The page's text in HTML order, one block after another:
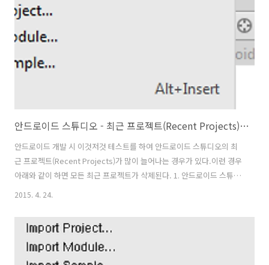
수 있다. 9. 타겟 안드로이드 SDK가 설치되어 있지 않다면 안드로이드
스튜디어 하단에 아래의 ..
안드로이드 스튜디오 - 최근 프로젝트(Recent Projects) 목록 삭제
안드로이드 개발 시 이것저것 테스트를 하여 안드로이드 스튜디오의 최
근 프로젝트(Recent Projects)가 많이 늘어나는 경우가 있다.이런 경우
아래와 같이 하면 모든 최근 프로젝트가 삭제된다. 1. 안드로이드 스튜디
Projects)의 목록이 삭제된 것을 확인 할 수 있다.
2015. 4. 24.